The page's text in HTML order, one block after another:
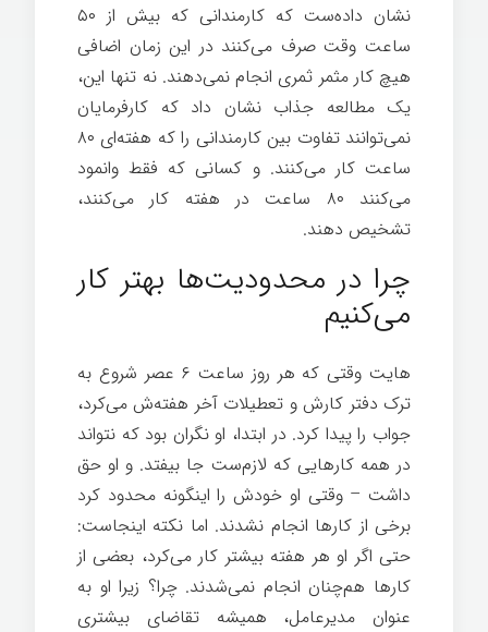
نشان داده‌ست كه كارمندانی كه بیش از ۵۰
ساعت وقت صرف می‌كنند در این زمان اضافی
هیچ كار مثمر ثمری انجام نمی‌دهند. نه تنها این،
یک مطالعه جذاب نشان داد که کارفرمایان
نمی‌توانند تفاوت بین کارمندانی را که هفته‌ای ۸۰
ساعت کار می‌کنند. و کسانی که فقط وانمود
می‌کنند ۸۰ ساعت در هفته کار می‌کنند،
تشخیص دهند.
چرا در محدودیت‌ها بهتر کار
می‌کنیم
هایت وقتی که هر روز ساعت ۶ عصر شروع به
ترک دفتر کارش و تعطیلات آخر هفته‌ش می‌کرد،
جواب را پیدا کرد. در ابتدا، او نگران بود که نتواند
در همه کارهایی که لازم‌ست جا بیفتد. و او حق
داشت – وقتی او خودش را اینگونه محدود کرد
برخی از کارها انجام نشدند. اما نکته اینجاست:
حتی اگر او هر هفته بیشتر کار می‌کرد، بعضی از
کارها هم‌چنان انجام نمی‌شدند. چرا؟ زیرا او به
عنوان مدیرعامل، همیشه تقاضای بیشتری